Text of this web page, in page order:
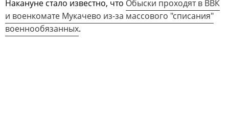
Накануне стало известно, что Обыски проходят в ВВК
и военкомате Мукачево из-за массового "списания"
военнообязанных.